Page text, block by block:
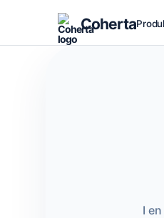
Coherta
I